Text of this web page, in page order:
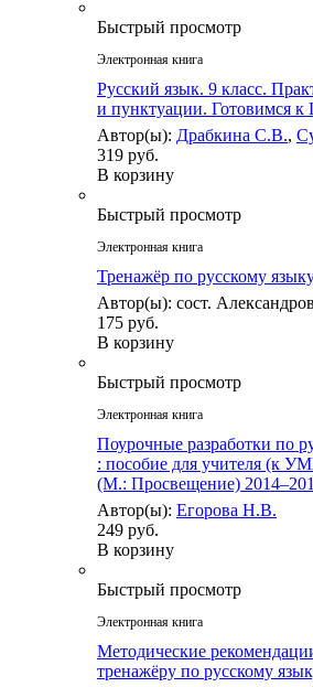
Быстрый просмотр
Электронная книга
Русский язык. 9 класс.
и пунктуации. Готовимся
Автор(ы): Драбкина С.В.,
319 руб.
В корзину
Быстрый просмотр
Электронная книга
Тренажёр по русскому
Автор(ы): сост.
175 руб.
В корзину
Быстрый просмотр
Электронная книга
Поурочные разработки по
: пособие для учителя (к
(М.: Просвещение)
Автор(ы): Егорова Н.В.
249 руб.
В корзину
Быстрый просмотр
Электронная книга
Методические
тренажёру по русскому